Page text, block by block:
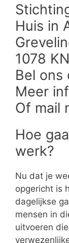
Huis in
1078
Bel ons
Meer
Of mail
Hoe
werk?
Nu dat je
opgericht is
dagelijkse
mensen in
uitvoeren